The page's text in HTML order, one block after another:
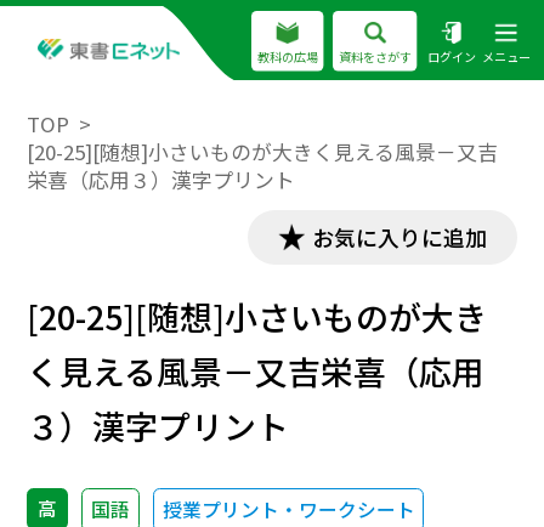
教科の広場 資料をさがす ログイン メニュー
TOP
[20-25][随想]小さいものが大きく見える風景－又吉
栄喜（応用３）漢字プリント
お気に入りに追加
[20-25][随想]小さいものが大き
く見える風景－又吉栄喜（応用
３）漢字プリント
高 国語 授業プリント・ワークシート